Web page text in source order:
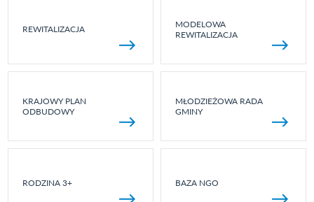
REWITALIZACJA
MODELOWA
REWITALIZACJA
KRAJOWY PLAN
ODBUDOWY
MŁODZIEŻOWA RADA
GMINY
RODZINA 3+ BAZA NGO